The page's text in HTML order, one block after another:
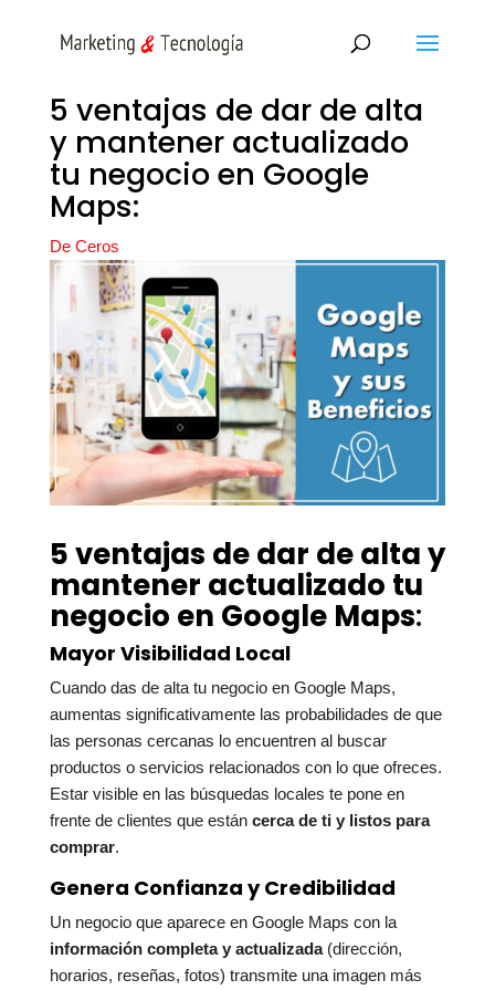
5 ventajas de dar de alta
y mantener actualizado
tu negocio en Google
Maps:
De Ceros
5 ventajas de dar de alta y
mantener actualizado tu
negocio en Google Maps:
Mayor Visibilidad Local
Cuando das de alta tu negocio en Google Maps,
aumentas significativamente las probabilidades de que
las personas cercanas lo encuentren al buscar
productos o servicios relacionados con lo que ofreces.
Estar visible en las búsquedas locales te pone en
frente de clientes que están cerca de ti y listos para
comprar.
Genera Confianza y Credibilidad
Un negocio que aparece en Google Maps con la
información completa y actualizada(dirección,
horarios, reseñas, fotos) transmite una imagen más